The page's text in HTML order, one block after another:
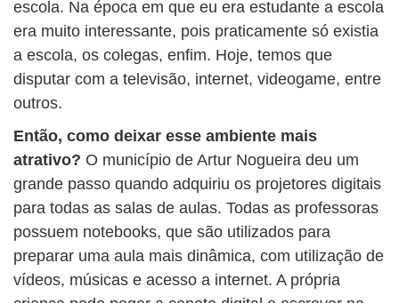
escola. Na época em que eu era estudante a escola
era muito interessante, pois praticamente só existia
a escola, os colegas, enfim. Hoje, temos que
disputar com a televisão, internet, videogame, entre
outros.
Então, como deixar esse ambiente mais
atrativo? O município de Artur Nogueira deu um
grande passo quando adquiriu os projetores digitais
para todas as salas de aulas. Todas as professoras
possuem notebooks, que são utilizados para
preparar uma aula mais dinâmica, com utilização de
vídeos, músicas e acesso a internet. A própria